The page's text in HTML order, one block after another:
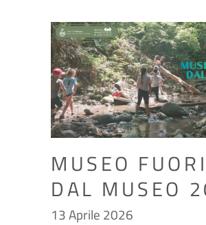
MUSEO FUORI
DAL MUSEO
13 Aprile 2026